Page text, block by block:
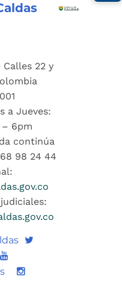
22 y
a Jueves:
– 6pm
continúa
98 24 44
Twitter
Youtube